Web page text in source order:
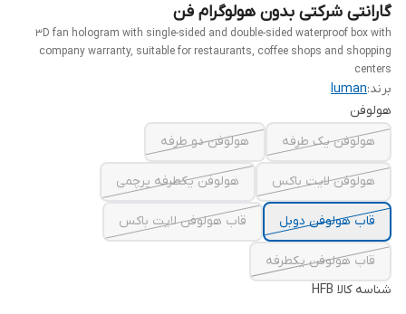
گارانتی شرکتی بدون هولوگرام فن
3D fan hologram with single-sided and double-sided waterproof box with
company warranty, suitable for restaurants, coffee shops and shopping
centers
برند:luman
هولوفن
هولوفن یک طرفه
هولوفن دو طرفه
هولوفن لایت باکس هولوفن یکطرفه پرچمی
قاب هولوفن دوبل قاب هولوفن لایت باکس
قاب هولوفن یکطرفه
شناسه کالا HFB